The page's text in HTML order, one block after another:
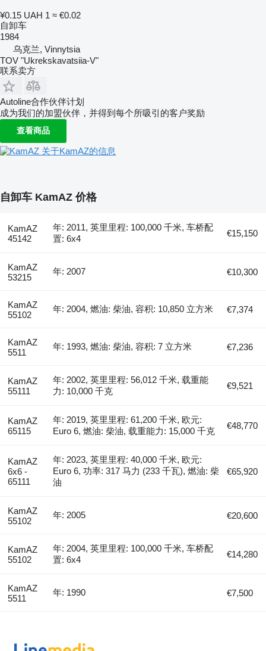
¥0.15 UAH 1 ≈ €0.02
自卸车
1984
乌克兰, Vinnytsia
TOV "Ukrekskavatsiia-V"
联系卖方
Autoline合作伙伴计划
成为我们的加盟伙伴，并得到每个所吸引的客户奖励
查看商品
关于KamAZ的信息
自卸车 KamAZ 价格
KamAZ
45142
年: 2011, 英里里程: 100,000 千米, 车桥配
置: 6x4
€15,150
KamAZ
53215
年: 2007 €10,300
KamAZ
55102
年: 2004, 燃油: 柴油, 容积: 10,850 立方米 €7,374
KamAZ
5511
年: 1993, 燃油: 柴油, 容积: 7 立方米 €7,236
KamAZ
55111
年: 2002, 英里里程: 56,012 千米, 载重能
力: 10,000 千克
€9,521
KamAZ
65115
年: 2019, 英里里程: 61,200 千米, 欧元:
Euro 6, 燃油: 柴油, 载重能力: 15,000 千克
€48,770
KamAZ
6x6 -
65111
年: 2023, 英里里程: 40,000 千米, 欧元:
Euro 6, 功率: 317 马力 (233 千瓦), 燃油: 柴
油
€65,920
KamAZ
55102
年: 2005 €20,600
KamAZ
55102
年: 2004, 英里里程: 100,000 千米, 车桥配
置: 6x4
€14,280
KamAZ
5511
年: 1990 €7,500